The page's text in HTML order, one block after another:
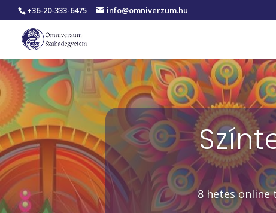
+36-20-333-6475 info@omniverzum.hu
8 hetes online